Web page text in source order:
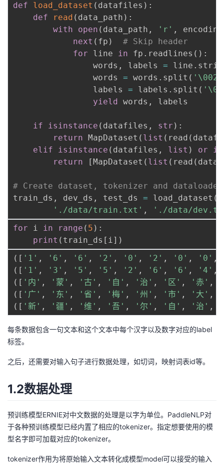
def load_dataset ( datafiles ) :
def
read ( data_path ) :
with
open ( data_path , 'r' , encoding
next ( fp )
# Skip header
for line in fp . readlines ( ) :
                words
, labels = line . strip
                words
= words . split ( '\002'
                labels
= labels . split (
yield
words , labels
if isinstance ( datafiles , str ) :
return MapDataset ( list ( read (
elif
isinstance ( datafiles , list ) or
return
[MapDataset ( list ( read (
# Create dataset, tokenizer and
train_ds , dev_ds , test_ds = load_dataset (
'./data/train.txt' ,
'./data/
for i in range ( 5 ) :
print ( train_ds [ i] )
( [ '1' , '6' , '6' , '2' , '0' , '2' , '0' , '0' ,
( [ '1' , '3' , '5' , '5' , '2' , '6' , '6' , '4' ,
( [ '内' , '蒙' , '古' , '自' , '治' , '区' , '赤' ,
( [ '广' , '东' , '省' , '梅' , '州' , '市' , '大' ,
( [ '新' , '疆' , '维' , '吾' , '尔' , '自' , '治' ,
每条数据包含一句文本和这个文本中每个汉字以及数字对应的label
标签。
之后，还需要对输入句子进行数据处理，如切词，映射词表id等。
1.2数据处理
预训练模型ERNIE对中文数据的处理是以字为单位。PaddleNLP对
于各种预训练模型已经内置了相应的tokenizer。指定想要使用的模
型名字即可加载对应的tokenizer。
tokenizer作用为将原始输入文本转化成模型model可以接受的输入